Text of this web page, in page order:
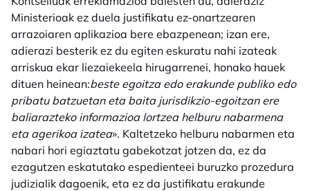
Ministerioak ez duela justifikatu ez-onartzearen
arrazoiaren aplikazioa bere ebazpenean; izan ere,
adierazi besterik ez du egiten eskuratu nahi izateak
arriskua ekar liezaiekeela hirugarrenei, honako hauek
dituen heinean:beste egoitza edo erakunde publiko edo
pribatu batzuetan eta baita jurisdikzio-egoitzan ere
baliarazteko informazioa lortzea helburu nabarmena
eta agerikoa izatea». Kaltetzeko helburu nabarmen eta
nabari hori egiaztatu gabekotzat jotzen da, ez da
ezagutzen eskatutako espedienteei buruzko prozedura
judizialik dagoenik, eta ez da justifikatu erakunde